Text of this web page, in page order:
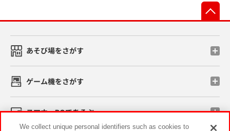
あそび場をさがす
ゲーム機をさがす
スマホ・PCであそぶ
We collect unique personal identifiers such as cookies to